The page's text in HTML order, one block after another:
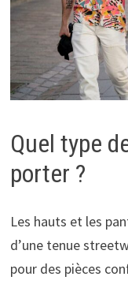
Quel type
porter ?
Les hauts et les
d’une tenue
pour des pièces